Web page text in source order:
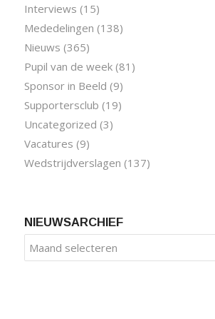
Interviews (15)
Mededelingen (138)
Nieuws (365)
Pupil van de week(81)
Sponsor in Beeld (9)
Supportersclub (19)
Uncategorized (3)
Vacatures (9)
Wedstrijdverslagen (137)
NIEUWSARCHIEF